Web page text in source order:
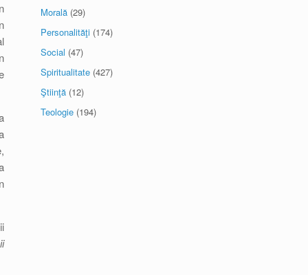
Morală (29)
Personalităţi (174)
Social (47)
Spiritualitate (427)
Ştiinţă (12)
Teologie (194)